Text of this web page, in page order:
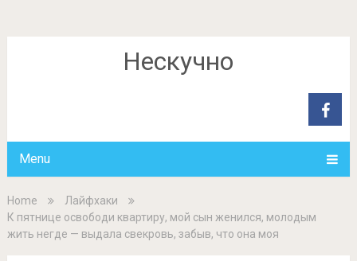
Нескучно
Menu
Home
Лайфхаки
К пятнице освободи квартиру, мой сын женился, молодым
жить негде — выдала свекровь, забыв, что она моя